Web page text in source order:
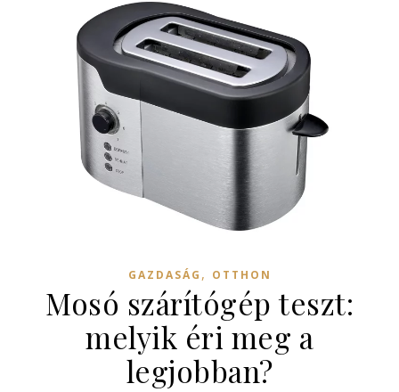
GAZDASÁG , OTTHON
Mosó szárítógép teszt:
melyik éri meg a
legjobban?